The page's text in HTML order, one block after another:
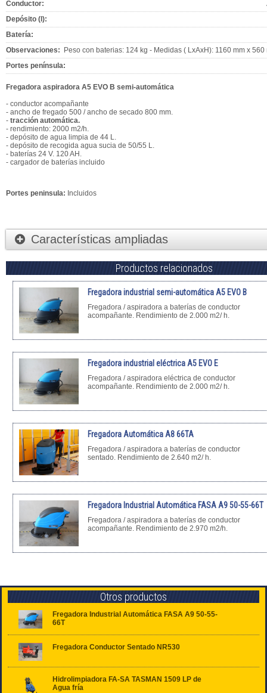
Conductor:
Depósito (l):
Batería:
Observaciones:
Peso con baterias: 124 kg - Medidas ( LxAxH): 1160 mm x 560
Portes península:
Fregadora aspiradora A5 EVO B semi-automática
- conductor acompañante
- ancho de fregado 500 / ancho de secado 800 mm.
- tracción automática.
- rendimiento: 2000 m2/h.
- depósito de agua limpia de 44 L.
- depósito de recogida agua sucia de 50/55 L.
- baterías 24 V. 120 AH.
- cargador de baterí­as incluido
Portes peninsula: Incluidos
Características ampliadas
Productos relacionados
Fregadora industrial semi-automática A5 EVO B
Fregadora / aspiradora a baterías de conductor
acompañante. Rendimiento de 2.000 m2/ h.
Fregadora industrial eléctrica A5 EVO E
Fregadora / aspiradora eléctrica de conductor
acompañante. Rendimiento de 2.000 m2/ h.
Fregadora Automática A8 66TA
Fregadora / aspiradora a baterías de conductor
sentado. Rendimiento de 2.640 m2/ h.
Fregadora Industrial Automática FASA A9 50-55-66T
Fregadora / aspiradora a baterías de conductor
acompañante. Rendimiento de 2.970 m2/h.
Otros productos
Fregadora Industrial Automática FASA A9 50-55-
66T
Fregadora Conductor Sentado NR530
Hidrolimpiadora FA-SA TASMAN 1509 LP de
Agua fría